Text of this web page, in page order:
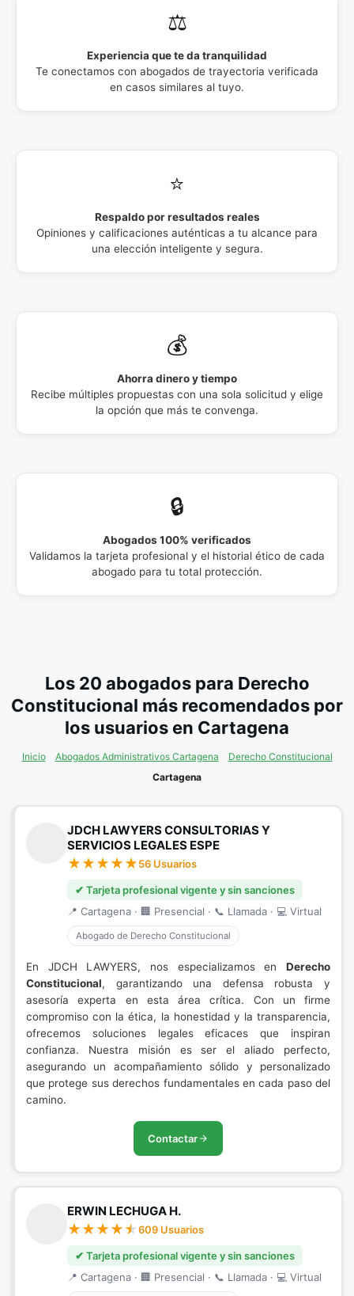
⚖️
Experiencia que te da tranquilidad
Te conectamos con abogados de trayectoria verificada
en casos similares al tuyo.
⭐
Respaldo por resultados reales
Opiniones y calificaciones auténticas a tu alcance para
una elección inteligente y segura.
💰
Ahorra dinero y tiempo
Recibe múltiples propuestas con una sola solicitud y elige
la opción que más te convenga.
🔒
Abogados 100% verificados
Validamos la tarjeta profesional y el historial ético de cada
abogado para tu total protección.
Los 20 abogados para Derecho
Constitucional más recomendados por
los usuarios en Cartagena
Inicio Abogados Administrativos Cartagena
Derecho Constitucional
Cartagena
JDCH LAWYERS CONSULTORIAS Y
SERVICIOS LEGALES ESPE
56 Usuarios
✔ Tarjeta profesional vigente y sin sanciones
📍 Cartagena · 🏢 Presencial · 📞 Llamada · 💻 Virtual
Abogado de Derecho Constitucional
En JDCH LAWYERS, nos especializamos en Derecho
Constitucional, garantizando una defensa robusta y
asesoría experta en esta área crítica. Con un firme
compromiso con la ética, la honestidad y la transparencia,
ofrecemos soluciones legales eficaces que inspiran
confianza. Nuestra misión es ser el aliado perfecto,
asegurando un acompañamiento sólido y personalizado
que protege sus derechos fundamentales en cada paso del
camino.
Contactar
ERWIN LECHUGA H.
609 Usuarios
✔ Tarjeta profesional vigente y sin sanciones
📍 Cartagena · 🏢 Presencial · 📞 Llamada · 💻 Virtual